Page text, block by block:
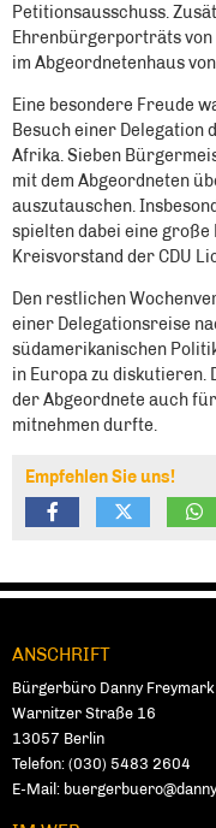
Petitionsausschuss.
Ehrenbürgerporträts von
im Abgeordnetenhaus
Eine besondere Freude
Besuch einer Delegation
Afrika. Sieben
mit dem Abgeordneten
auszutauschen.
spielten dabei eine
Kreisvorstand der CDU
Den restlichen
einer Delegationsreise
südamerikanischen
in Europa zu diskutieren.
der Abgeordnete auch
mitnehmen durfte.
Empfehlen Sie uns!
Fußbereich
ANSCHRIFT
Bürgerbüro Danny Freymark
Warnitzer Straße 16
13057 Ber­lin
Telefon: (030) 5483 2604
E-Mail: